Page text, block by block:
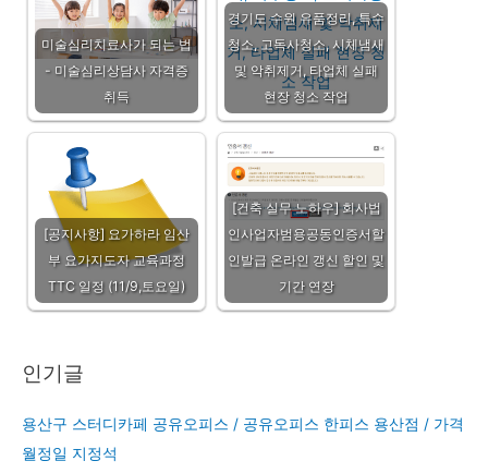
미술심리치료사가 되는 법
- 미술심리상담사 자격증
취득
경기도 수원 유품정리, 특수
청소, 고독사청소, 시체냄새
및 악취제거, 타업체 실패
현장 청소 작업
[공지사항] 요가하라 임산
부 요가지도자 교육과정
TTC 일정 (11/9,토요일)
[건축 실무 노하우] 회사법
인사업자범용공동인증서할
인발급 온라인 갱신 할인 및
기간 연장
인기글
용산구 스터디카페 공유오피스 / 공유오피스 한피스 용산점 / 가격
월정일 지정석